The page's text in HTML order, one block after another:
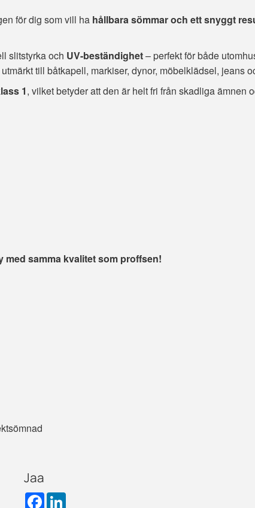
för dig som vill ha hållbara sömmar och ett snyggt
slitstyrka och UV-beständighet– perfekt för både
till båtkapell, markiser, dynor, möbelklädsel, jeans
1, vilket betyder att den är helt fri från skadliga ämnen
samma kvalitet som proffsen!
Jaa
F